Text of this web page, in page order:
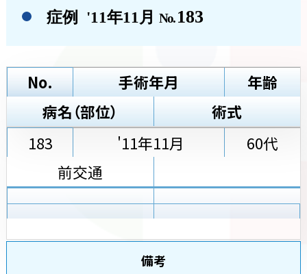
症例 '11年11月 No.183
No. 手術年月
年齢
病名（部位）
術式
183
'11年11月
60代
前交通
備考